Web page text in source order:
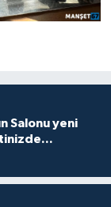
Salonu yeni